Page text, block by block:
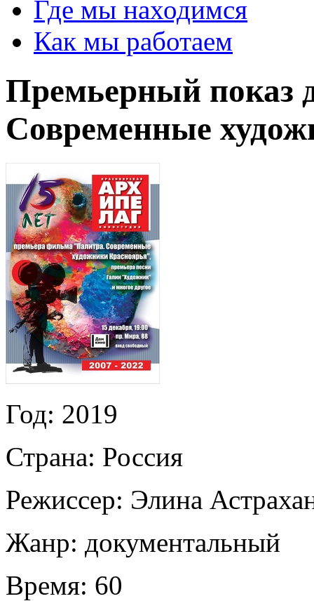
Где мы находимся
Как мы работаем
Премьерный показ
Современные
Год: 2019
Страна: Россия
Режиссер: Элина
Жанр: документальный
Время: 60